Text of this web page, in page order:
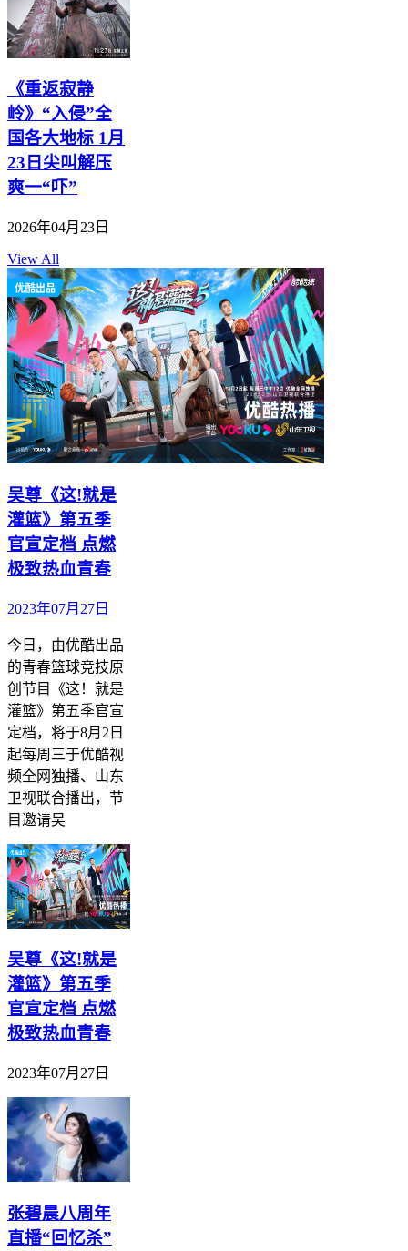
《重返寂静
岭》“入侵”全
国各大地标 1月
23日尖叫解压
爽一“吓”
2026年04月23日
View All
吴尊《这!就是
灌篮》第五季
官宣定档 点燃
极致热血青春
2023年07月27日
今日，由优酷出品
的青春篮球竞技原
创节目《这！就是
灌篮》第五季官宣
定档，将于8月2日
起每周三于优酷视
频全网独播、山东
卫视联合播出，节
目邀请吴
吴尊《这!就是
灌篮》第五季
官宣定档 点燃
极致热血青春
2023年07月27日
张碧晨八周年
直播“回忆杀”